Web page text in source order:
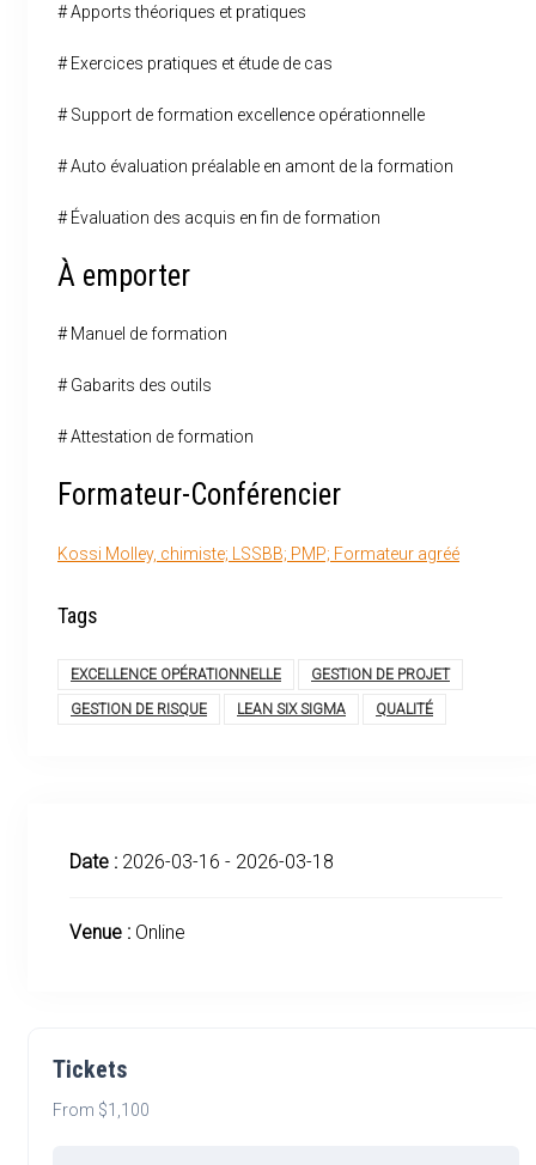
# Apports théoriques et pratiques
# Exercices pratiques et étude de cas
# Support de formation excellence opérationnelle
# Auto évaluation préalable en amont de la formation
# Évaluation des acquis en fin de formation
À emporter
# Manuel de formation
# Gabarits des outils
# Attestation de formation
Formateur-Conférencier
Kossi Molley, chimiste; LSSBB; PMP; Formateur agréé
Tags
EXCELLENCE OPÉRATIONNELLE GESTION DE PROJET
GESTION DE RISQUE LEAN SIX SIGMA QUALITÉ
Date : 2026-03-16 - 2026-03-18
Venue : Online
Tickets
From $1,100